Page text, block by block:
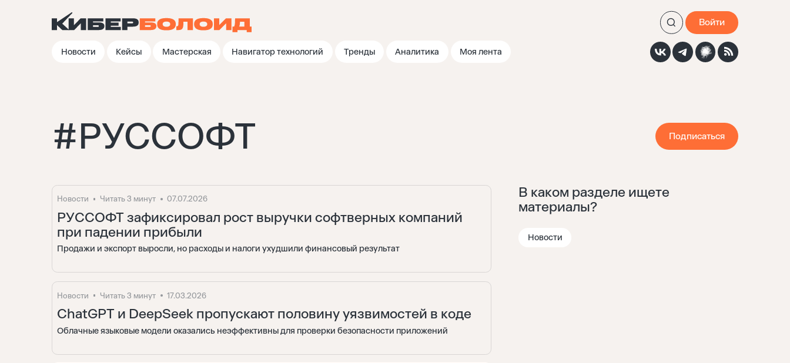
Войти
Новости Кейсы Мастерская Навигатор технологий Тренды Аналитика Моя лента
#РУССОФТ Подписаться
Новости Читать 3 минут 07.07.2026
РУССОФТ зафиксировал рост выручки софтверных компаний
при падении прибыли
Продажи и экспорт выросли, но расходы и налоги ухудшили финансовый результат
Новости Читать 3 минут 17.03.2026
ChatGPT и DeepSeek пропускают половину уязвимостей в коде
Облачные языковые модели оказались неэффективны для проверки безопасности приложений
В каком разделе ищете
материалы?
Новости